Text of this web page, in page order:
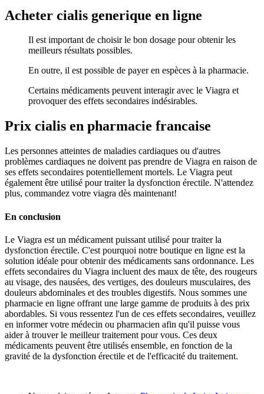
Acheter cialis generique en ligne
Il est important de choisir le bon dosage pour obtenir les
meilleurs résultats possibles.
En outre, il est possible de payer en espèces à la pharmacie.
Certains médicaments peuvent interagir avec le Viagra et
provoquer des effets secondaires indésirables.
Prix cialis en pharmacie francaise
Les personnes atteintes de maladies cardiaques ou d'autres
problèmes cardiaques ne doivent pas prendre de Viagra en raison de
ses effets secondaires potentiellement mortels. Le Viagra peut
également être utilisé pour traiter la dysfonction érectile. N'attendez
plus, commandez votre viagra dès maintenant!
En conclusion
Le Viagra est un médicament puissant utilisé pour traiter la
dysfonction érectile. C'est pourquoi notre boutique en ligne est la
solution idéale pour obtenir des médicaments sans ordonnance. Les
effets secondaires du Viagra incluent des maux de tête, des rougeurs
au visage, des nausées, des vertiges, des douleurs musculaires, des
douleurs abdominales et des troubles digestifs. Nous sommes une
pharmacie en ligne offrant une large gamme de produits à des prix
abordables. Si vous ressentez l'un de ces effets secondaires, veuillez
en informer votre médecin ou pharmacien afin qu'il puisse vous
aider à trouver le meilleur traitement pour vous. Ces deux
médicaments peuvent être utilisés ensemble, en fonction de la
gravité de la dysfonction érectile et de l'efficacité du traitement.